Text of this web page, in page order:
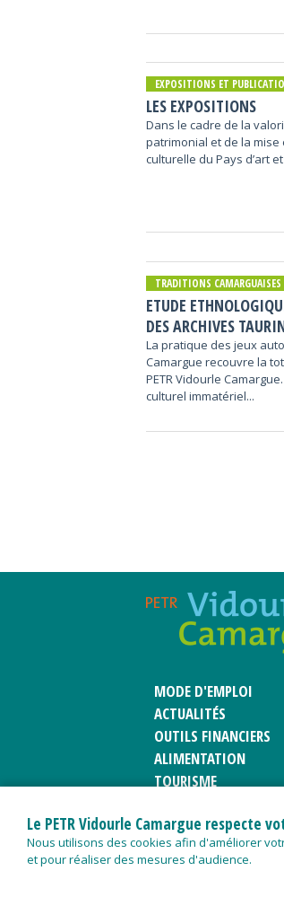
EXPOSITIONS ET
LES EXPOSITIONS
Dans le cadre de la
patrimonial et de la
culturelle du Pays d’art et
TRADITIONS CAMARGUAISES
ETUDE
DES ARCHIVES
La pratique des jeux
Camargue recouvre la
PETR Vidourle
culturel immatériel...
MODE D'EMPLOI
ACTUALITÉS
OUTILS FINANCIERS
ALIMENTATION
TOURISME
CLUB D'ENTREPRISES
Le PETR Vidourle Camargue respecte
Nous utilisons des cookies afin d'améliorer
et pour réaliser des mesures d'audience.